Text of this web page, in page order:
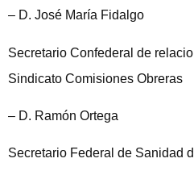
– D. José María Fidalgo
Secretario Confederal de
Sindicato Comisiones Obreras
– D. Ramón Ortega
Secretario Federal de Sanidad